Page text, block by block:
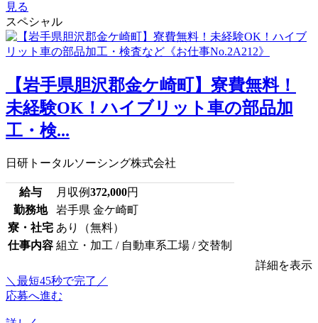
見る
スペシャル
【岩手県胆沢郡金ケ崎町】寮費無料！
未経験OK！ハイブリット車の部品加
工・検...
日研トータルソーシング株式会社
給与 月収例372,000円
勤務地
岩手県 金ケ崎町
寮・社宅 あり（無料）
仕事内容 組立・加工 / 自動車系工場 / 交替制
詳細を表示
＼最短45秒で完了／
応募へ進む